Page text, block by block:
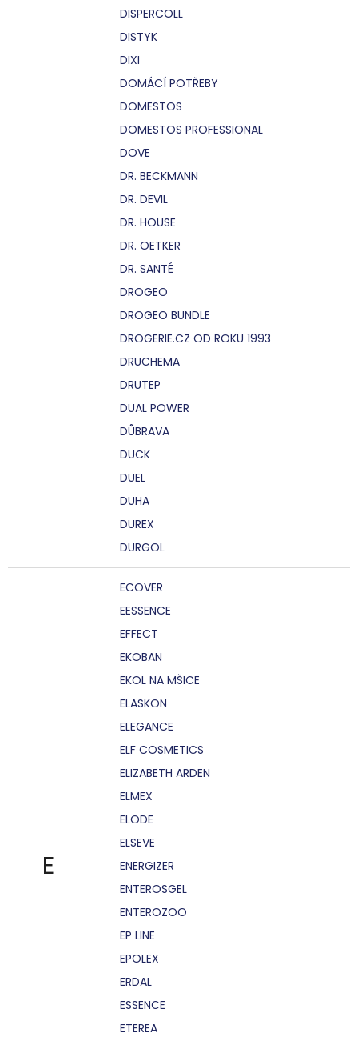
DISPERCOLL
DISTYK
DIXI
DOMÁCÍ POTŘEBY
DOMESTOS
DOMESTOS PROFESSIONAL
DOVE
DR. BECKMANN
DR. DEVIL
DR. HOUSE
DR. OETKER
DR. SANTÉ
DROGEO
DROGEO BUNDLE
DROGERIE.CZ OD ROKU 1993
DRUCHEMA
DRUTEP
DUAL POWER
DŮBRAVA
DUCK
DUEL
DUHA
DUREX
DURGOL
E
ECOVER
EESSENCE
EFFECT
EKOBAN
EKOL NA MŠICE
ELASKON
ELEGANCE
ELF COSMETICS
ELIZABETH ARDEN
ELMEX
ELODE
ELSEVE
ENERGIZER
ENTEROSGEL
ENTEROZOO
EP LINE
EPOLEX
ERDAL
ESSENCE
ETEREA